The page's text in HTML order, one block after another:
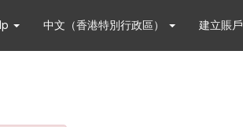
中文（香港特別行政區） 建立賬戶